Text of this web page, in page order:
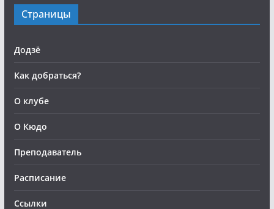
Страницы
Додзё
Как добраться?
О клубе
О Кюдо
Преподаватель
Расписание
Ссылки